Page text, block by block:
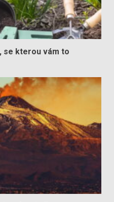
se kterou vám to